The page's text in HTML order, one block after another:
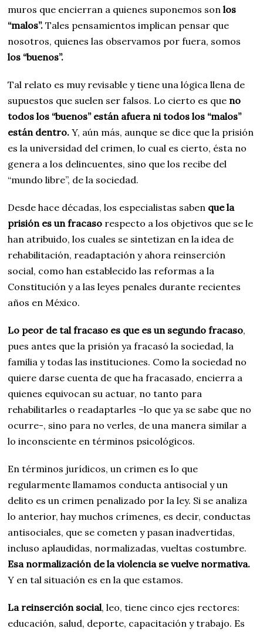
muros que encierran a quienes suponemos sonlos
“malos”. Tales pensamientos implican pensar que
nosotros, quienes las observamos por fuera, somos
los “buenos”.
Tal relato es muy revisable y tiene una lógica llena de
supuestos que suelen ser falsos. Lo cierto es que no
todos los “buenos” están afuera ni todos los “malos”
están dentro. Y, aún más, aunque se dice que la prisión
es la universidad del crimen, lo cual es cierto, ésta no
genera a los delincuentes, sino que los recibe del
“mundo libre”, de la sociedad.
Desde hace décadas, los especialistas saben que la
prisión es un fracaso respecto a los objetivos que se le
han atribuido, los cuales se sintetizan en la idea de
rehabilitación, readaptación y ahora reinserción
social, como han establecido las reformas a la
Constitución y a las leyes penales durante recientes
años en México.
Lo peor de tal fracaso es que es un segundo fracaso,
pues antes que la prisión ya fracasó la sociedad, la
familia y todas las instituciones. Como la sociedad no
quiere darse cuenta de que ha fracasado, encierra a
quienes equivocan su actuar, no tanto para
rehabilitarles o readaptarles –lo que ya se sabe que no
ocurre-, sino para no verles, de una manera similar a
lo inconsciente en términos psicológicos.
En términos jurídicos, un crimen es lo que
regularmente llamamos conducta antisocial y un
delito es un crimen penalizado por la ley. Si se analiza
lo anterior, hay muchos crímenes, es decir, conductas
antisociales, que se cometen y pasan inadvertidas,
incluso aplaudidas, normalizadas, vueltas costumbre.
Esa normalización de la violencia se vuelve normativa.
Y en tal situación es en la que estamos.
La reinserción social, leo, tiene cinco ejes rectores:
educación, salud, deporte, capacitación y trabajo. Es